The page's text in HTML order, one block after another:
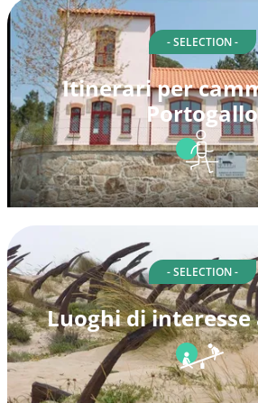
- SELECTION -
Itinerari per
Portogallo
- SELECTION -
Luoghi di interesse